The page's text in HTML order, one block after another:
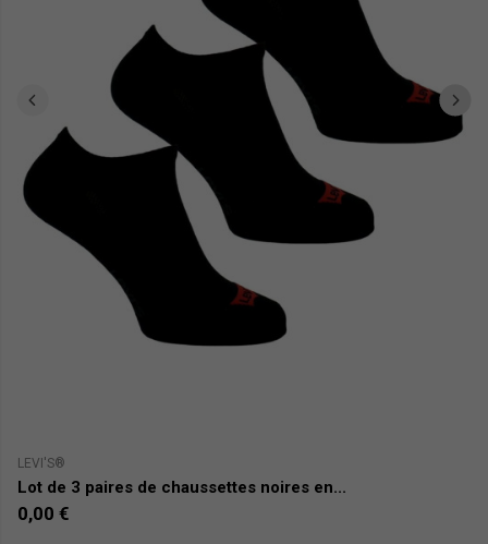
offre des solutions polyvalentes épousant chaque contexte.
Explorez notre sélection et laissez-vous captiver par l'identité
distinctive de cette griffe emblématique.
LEVI'S®
Lot de 3 paires de chaussettes noires en...
0,00 €